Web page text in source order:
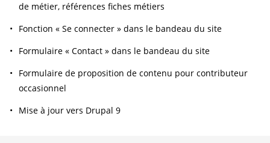
de métier, références fiches métiers
Fonction « Se connecter » dans le bandeau du site
Formulaire « Contact » dans le bandeau du site
Formulaire de proposition de contenu pour contributeur
occasionnel
Mise à jour vers Drupal 9